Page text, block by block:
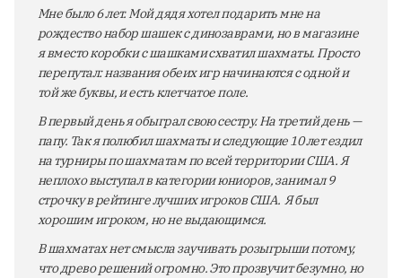
Мне было 6 лет. Мой дядя хотел подарить мне на
рождество набор шашек с динозаврами, но в магазине
я вместо коробки с шашками схватил шахматы. Просто
перепутал: названия обеих игр начинаются с одной и
той же буквы, и есть клетчатое поле.
В первый день я обыграл свою сестру. На третий день —
папу. Так я полюбил шахматы и следующие 10 лет ездил
на турниры по шахматам по всей территории США. Я
неплохо выступал в категории юниоров, занимал 9
строчку в рейтинге лучших игроков США. Я был
хорошим игроком, но не выдающимся.
В шахматах нет смысла заучивать розыгрыши потому,
что древо решений огромно. Это прозвучит безумно, но